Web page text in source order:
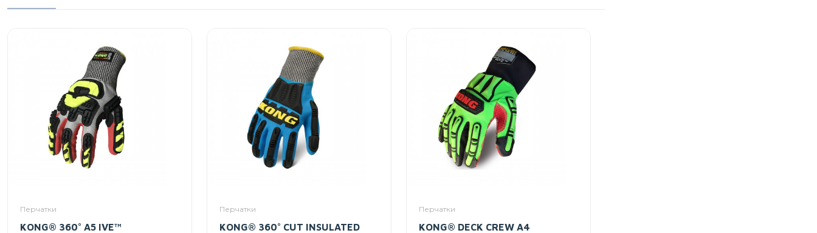
Перчатки
KONG® 360° A5 IVE™
Перчатки
KONG® 360° CUT INSULATED
Перчатки
KONG® DECK CREW A4